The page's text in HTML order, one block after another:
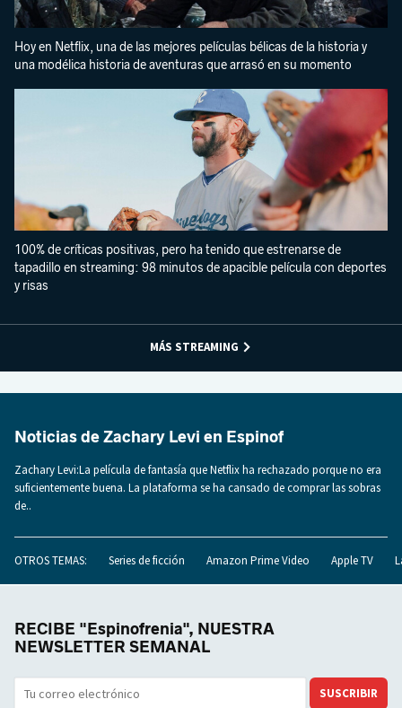
Hoy en Netflix, una de las mejores películas bélicas de la historia y
una modélica historia de aventuras que arrasó en su momento
100% de críticas positivas, pero ha tenido que estrenarse de
tapadillo en streaming: 98 minutos de apacible película con deportes
y risas
MÁS STREAMING
Noticias de Zachary Levi en Espinof
Zachary Levi:La película de fantasía que Netflix ha rechazado porque no era
suficientemente buena. La plataforma se ha cansado de comprar las sobras
de..
OTROS TEMAS: Series de ficción Amazon Prime Video Apple TV
RECIBE "Espinofrenia", NUESTRA
NEWSLETTER SEMANAL
SUSCRIBIR